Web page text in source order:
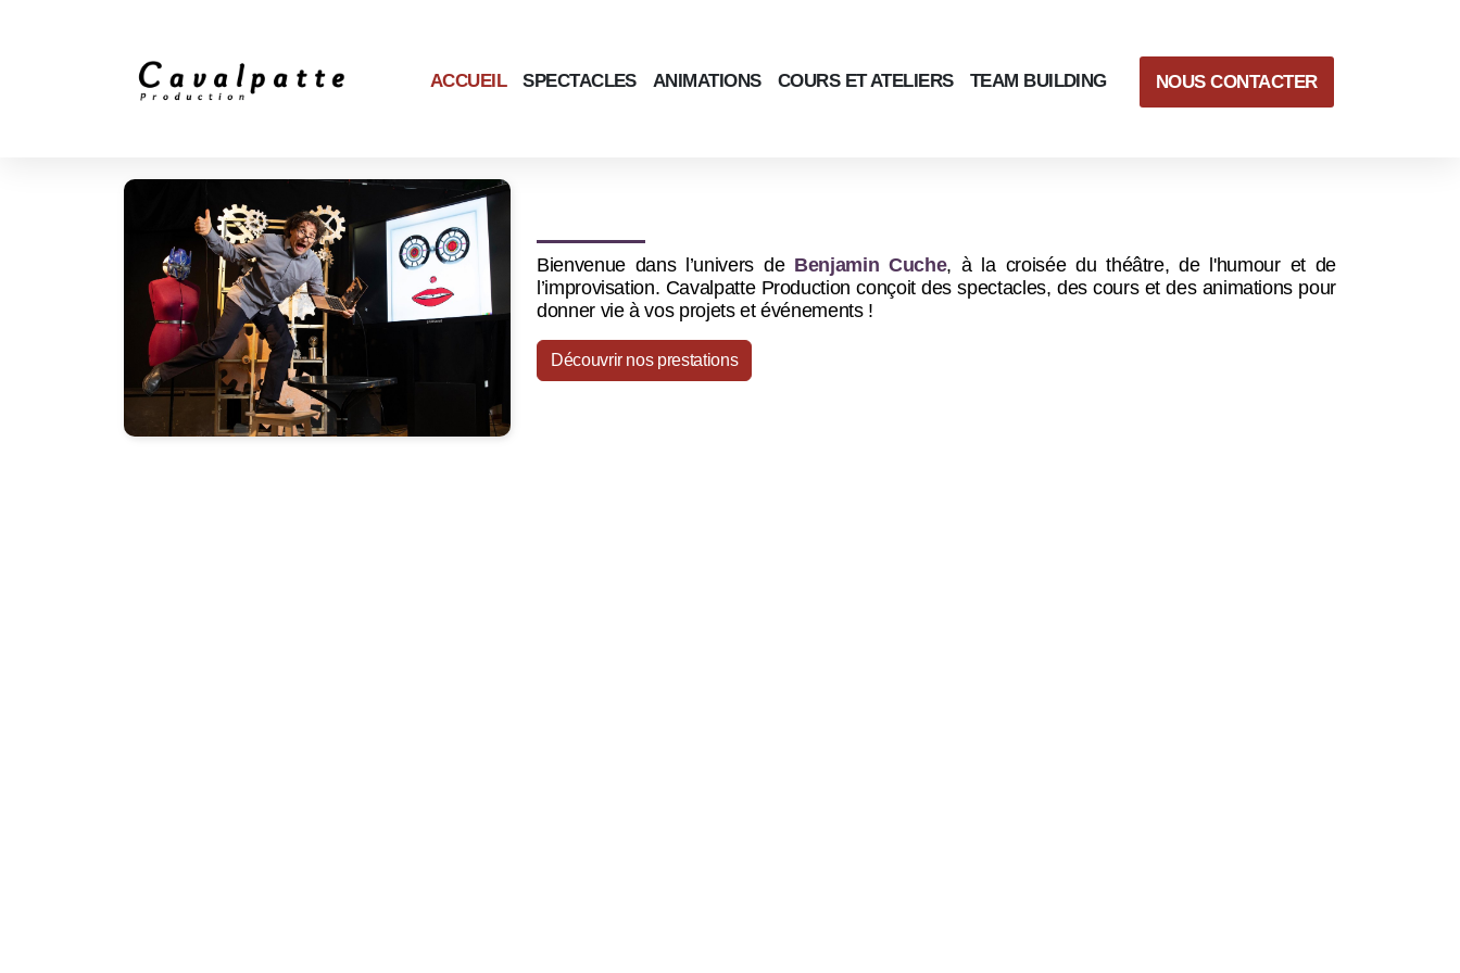
ACCUEIL SPECTACLES ANIMATIONS COURS ET ATELIERS TEAM BUILDING NOUS CONTACTER
Bienvenue dans l’univers de Benjamin Cuche, à la croisée du théâtre, de l'humour et de
l’improvisation. Cavalpatte Production conçoit des spectacles, des cours et des animations pour
donner vie à vos projets et événements !
Découvrir nos prestations